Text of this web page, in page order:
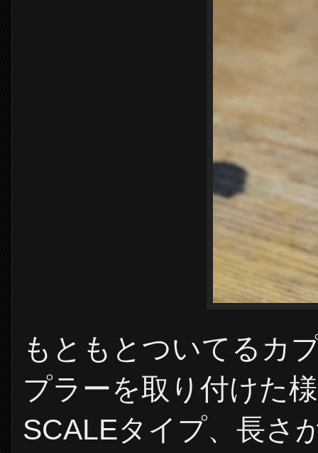
もともとついてるカ
プラーを取り付けた
SCALEタイプ、長さ